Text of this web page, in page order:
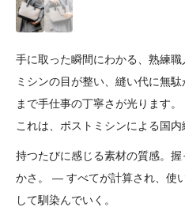
手に取った瞬間にわかる、熟練職
ミシンの目が整い、縫い代に無
まで手仕事の丁寧さが光ります。
これは、ポストミシンによる国内
持つたびに感じる素材の質感。
かさ。 ― すべてが計算され、使
して馴染んでいく。